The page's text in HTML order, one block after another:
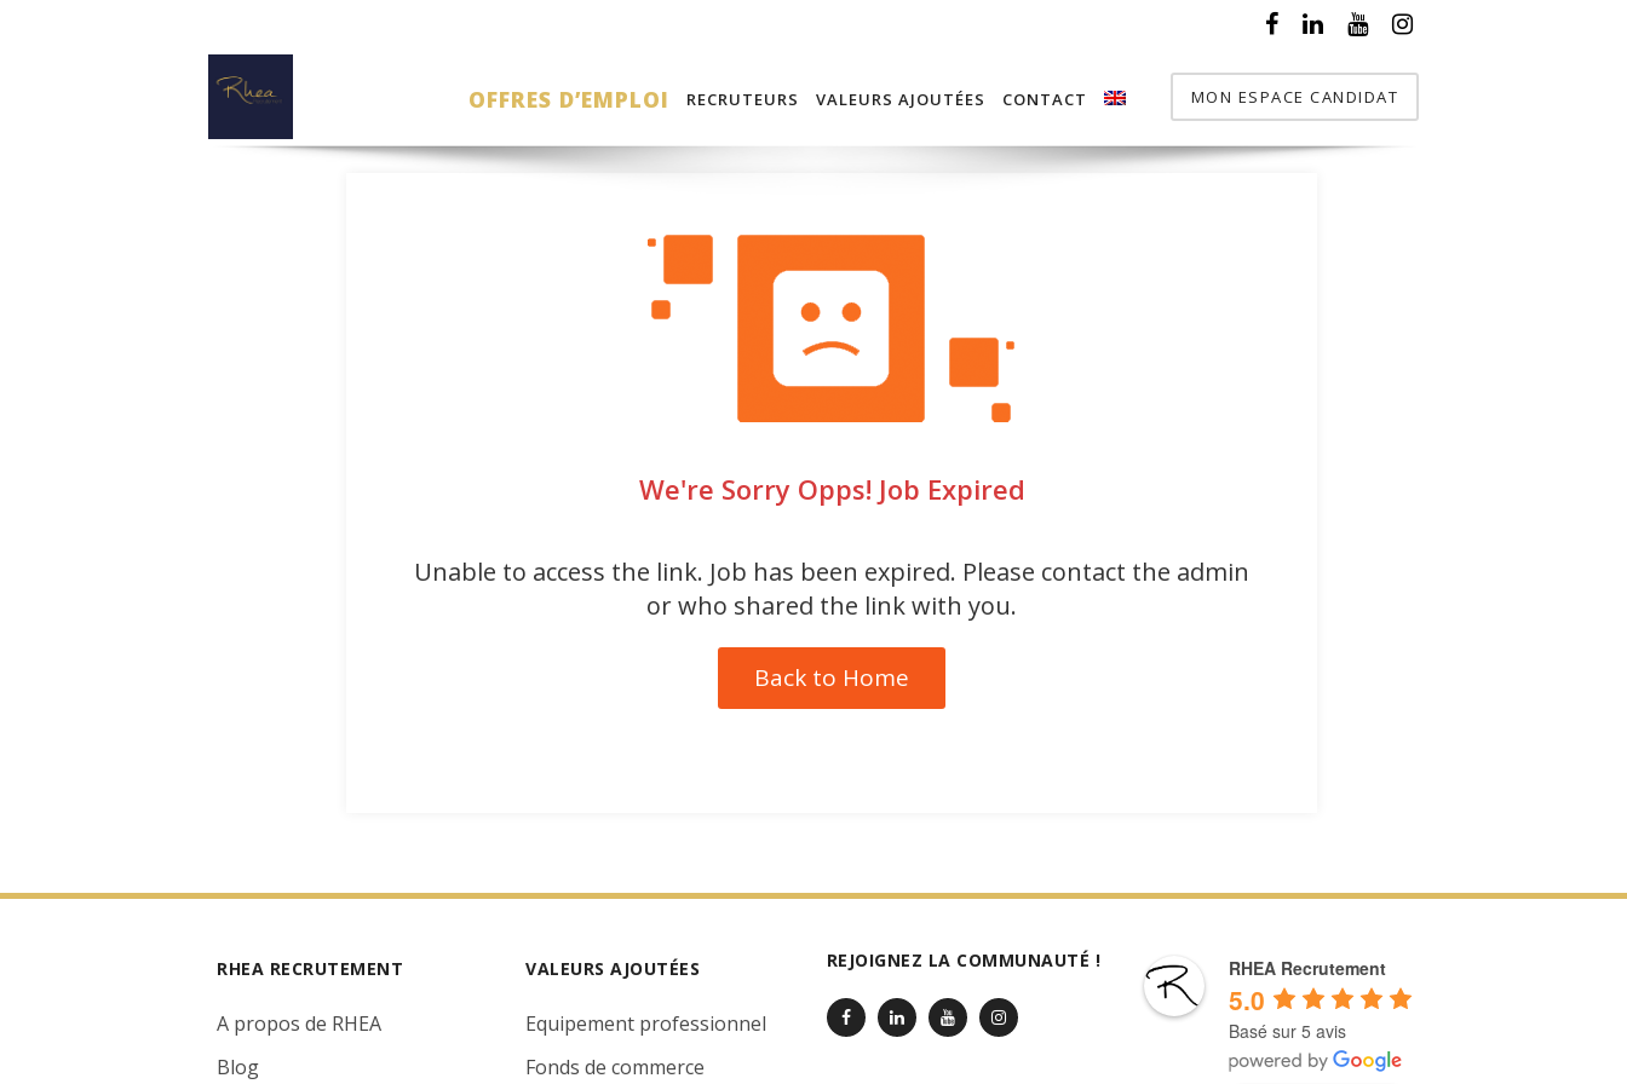
MON ESPACE CANDIDAT
OFFRES D’EMPLOI RECRUTEURS VALEURS AJOUTÉES CONTACT
We're Sorry Opps! Job Expired
Unable to access the link. Job has been expired. Please contact the admin
or who shared the link with you.
Back to Home
RHEA RECRUTEMENT
A propos de RHEA
Blog
VALEURS AJOUTÉES
Equipement professionnel
Fonds de commerce
REJOIGNEZ LA COMMUNAUTÉ ! RHEA Recrutement
5.0
Basé sur 5 avis